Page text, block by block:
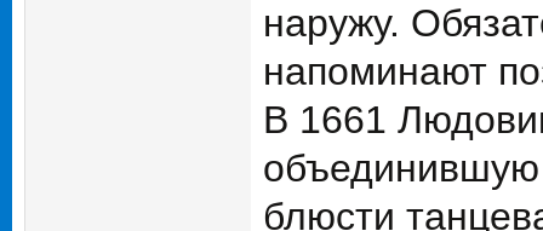
наружу.
напоминают
В 1661
блюсти